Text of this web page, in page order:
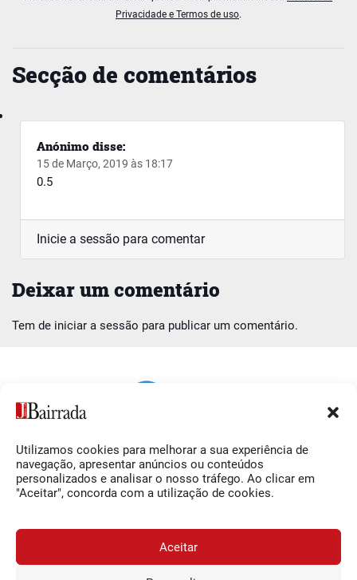
Utilizamos cookies para melhorar a sua experiência de
navegação, apresentar anúncios ou conteúdos
personalizados e analisar o nosso tráfego. Ao clicar em
"Aceitar", concorda com a utilização de cookies.
Aceitar
Secção de comentários
Anónimo disse:
15 de Março, 2019 às 18:17
0.5
Inicie a sessão para comentar
Deixar um comentário
Tem de iniciar a sessão para publicar um comentário.
Privacidade e Termos de uso.
Siga-nos
Facebook
O Jornal da Bairrada
Contactos
Termos e Condições